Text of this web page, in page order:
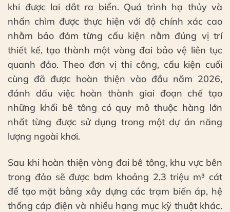
khi được lai dắt ra biển. Quá trình hạ thủy và
nhấn chìm được thực hiện với độ chính xác cao
nhằm bảo đảm từng cấu kiện nằm đúng vị trí
thiết kế, tạo thành một vòng đai bảo vệ liên tục
quanh đảo. Theo đơn vị thi công, cấu kiện cuối
cùng đã được hoàn thiện vào đầu năm 2026,
đánh dấu việc hoàn thành giai đoạn chế tạo
những khối bê tông có quy mô thuộc hàng lớn
nhất từng được sử dụng trong một dự án năng
lượng ngoài khơi.
Sau khi hoàn thiện vòng đai bê tông, khu vực bên
trong đảo sẽ được bơm khoảng 2,3 triệu m³ cát
để tạo mặt bằng xây dựng các trạm biến áp, hệ
thống cáp điện và nhiều hạng mục kỹ thuật khác.